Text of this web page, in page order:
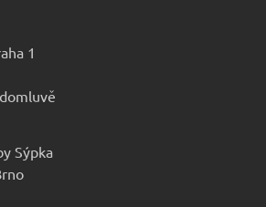
1
Sýpka